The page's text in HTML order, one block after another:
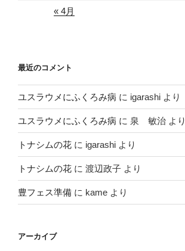
« 4月
最近のコメント
ユスラウメにふくろみ病 に igarashi より
ユスラウメにふくろみ病 に 泉 敏治 より
トナシムの花 に igarashi より
トナシムの花 に 渡辺政子 より
豊フェス準備 に kame より
アーカイブ